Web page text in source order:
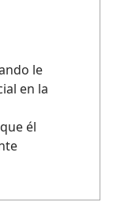
le
en la
él